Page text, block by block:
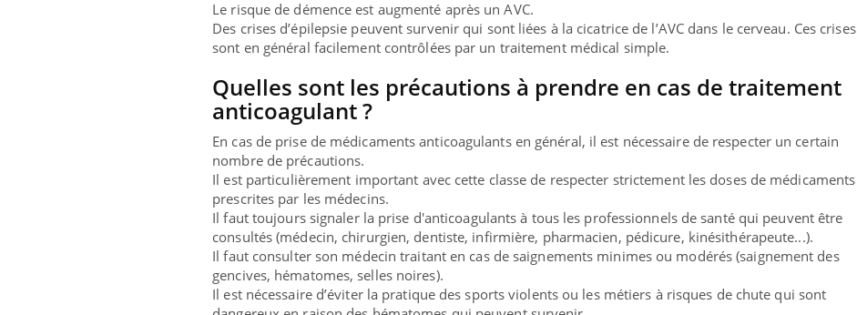
Le risque de démence est augmenté après un AVC.
Des crises d’épilepsie peuvent survenir qui sont liées à la cicatrice de l’AVC dans le cerveau. Ces crises
sont en général facilement contrôlées par un traitement médical simple.
Quelles sont les précautions à prendre en cas de traitement
anticoagulant ?
En cas de prise de médicaments anticoagulants en général, il est nécessaire de respecter un certain
nombre de précautions.
Il est particulièrement important avec cette classe de respecter strictement les doses de médicaments
prescrites par les médecins.
Il faut toujours signaler la prise d'anticoagulants à tous les professionnels de santé qui peuvent être
consultés (médecin, chirurgien, dentiste, infirmière, pharmacien, pédicure, kinésithérapeute...).
Il faut consulter son médecin traitant en cas de saignements minimes ou modérés (saignement des
gencives, hématomes, selles noires).
Il est nécessaire d’éviter la pratique des sports violents ou les métiers à risques de chute qui sont